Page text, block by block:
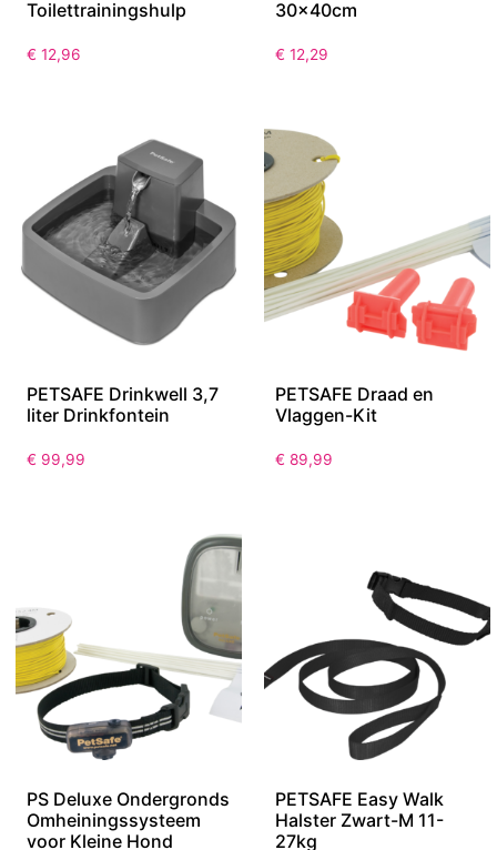
Toilettrainingshulp
€ 12,96
30x40cm
€ 12,29
PETSAFE Drinkwell 3,7
liter Drinkfontein
€ 99,99
PETSAFE Draad en
Vlaggen-Kit
€ 89,99
PS Deluxe Ondergronds
Omheiningssysteem
voor Kleine Hond
PETSAFE Easy Walk
Halster Zwart-M 11-
27kg